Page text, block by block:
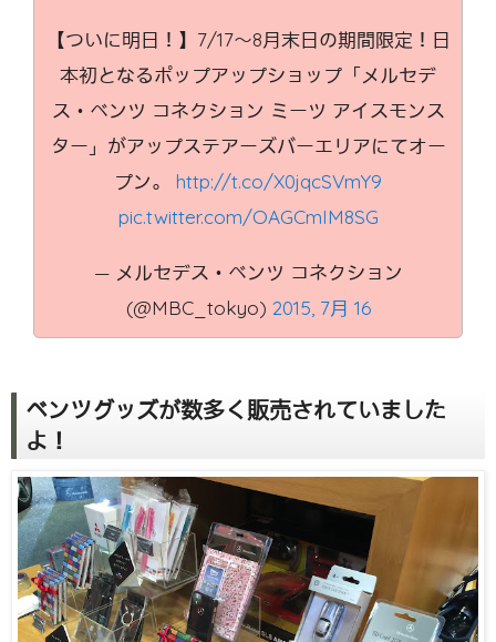
【ついに明日！】7/17～8月末日の期間限定！日
本初となるポップアップショップ「メルセデ
ス・ベンツ コネクション ミーツ アイスモンス
ター」がアップステアーズバーエリアにてオー
プン。 http://t.co/X0jqcSVmY9
pic.twitter.com/OAGCmIM8SG
— メルセデス・ベンツ コネクション
(@MBC_tokyo) 2015, 7月 16
ベンツグッズが数多く販売されていました
よ！